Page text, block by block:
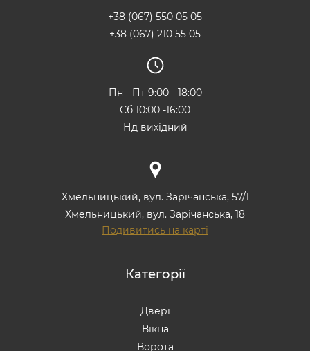
+38 (067) 550 05 05
+38 (067) 210 55 05
Пн - Пт 9:00 - 18:00
Сб 10:00 -16:00
Нд вихідний
Хмельницький, вул. Зарічанська, 57/1
Хмельницький, вул. Зарічанська, 18
Подивитись на карті
Категорії
Двері
Вікна
Ворота